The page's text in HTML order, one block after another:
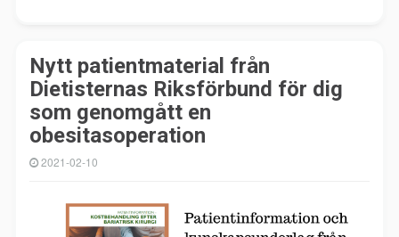
Nytt patientmaterial från
Dietisternas Riksförbund för dig
som genomgått en
obesitasoperation
2021-02-10